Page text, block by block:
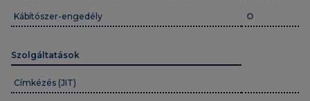
Kábítószer-engedély
Szolgáltatások
Címkézés (JIT)